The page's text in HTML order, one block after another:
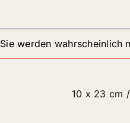
Sie werden wahrscheinlich
10 x 23 cm